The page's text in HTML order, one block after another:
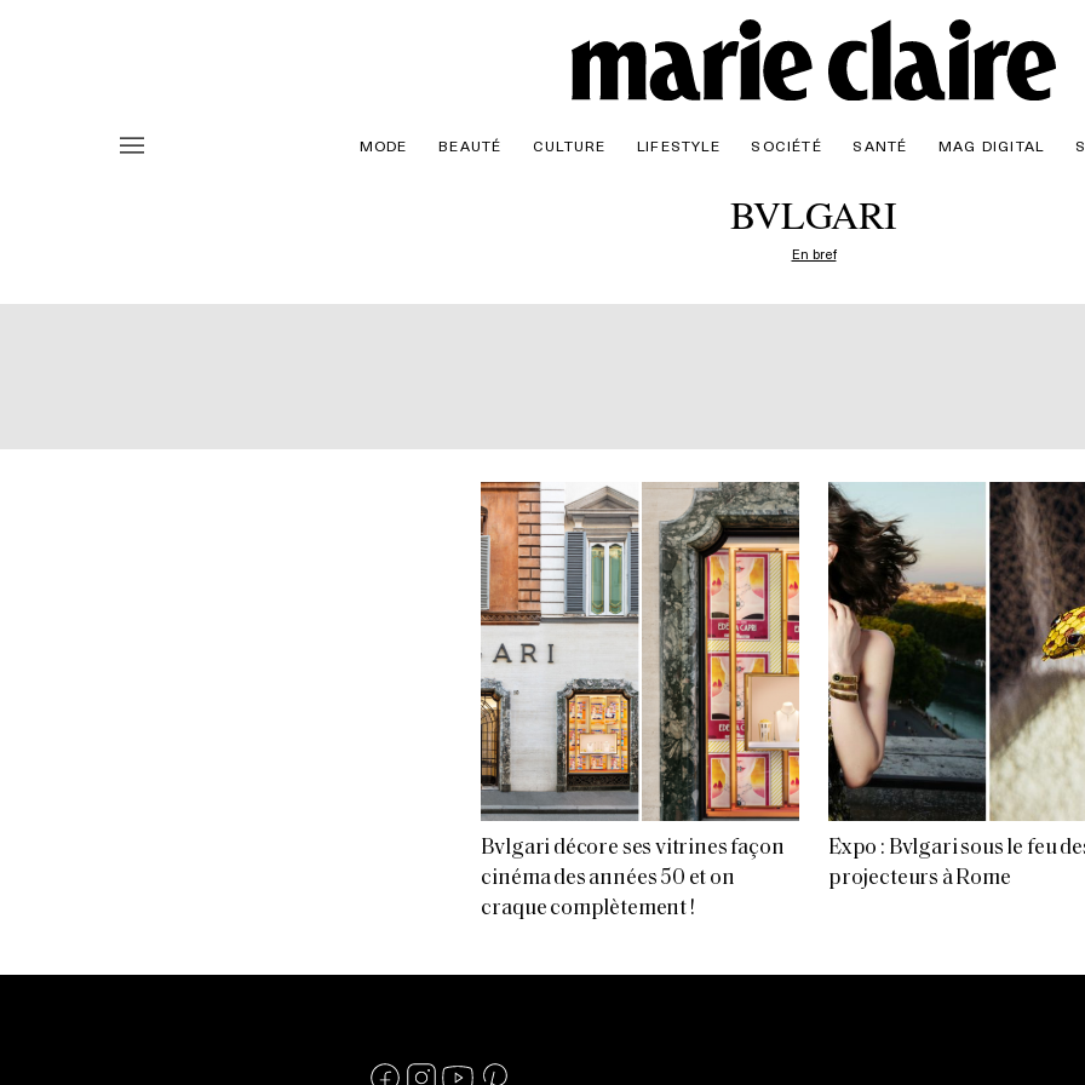
MODE BEAUTÉ CULTURE LIFESTYLE SOCIÉTÉ SANTÉ MAG DIGITAL
BVLGARI
En bref
Bvlgari décore ses vitrines façon
cinéma des années 50 et on
craque complètement !
Expo : Bvlgari sous le feu
projecteurs à Rome